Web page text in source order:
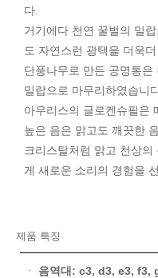
다.
거기에다 천연 꿀벌의 밀
도 자연스런 광택을 더욱
단풍나무로 만든 공명통
밀랍으로 마무리하였습니
아우리스의 글로켄슈필은
높은 음은 맑고도 깨끗한
크리스탈처럼 맑고 천상
게 새로운 소리의 경험을
제품 특징
ㆍ 음역대: c3, d3, e3, f3,